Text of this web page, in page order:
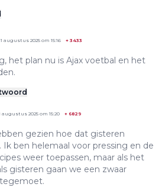
augustus 2025 om 15:16 + 3433
het plan nu is Ajax voetbal en het
augustus 2025 om 15:20 + 6829
gezien hoe dat gisteren
Ik ben helemaal voor pressing en de
weer toepassen, maar als het
gisteren gaan we een zwaar